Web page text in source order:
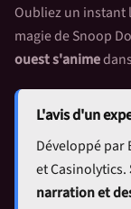
Oubliez un instant
magie deSnoop
ouest s'anime
L'avis d'un
Développé par
et Casinolytics.
narration et